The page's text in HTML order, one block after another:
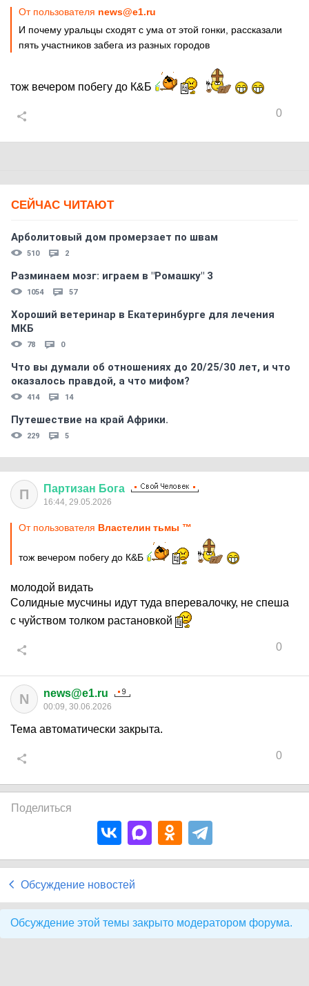
От пользователя news@e1.ru
И почему уральцы сходят с ума от этой гонки, рассказали
пять участников забега из разных городов
тож вечером побегу до К&Б
0
СЕЙЧАС ЧИТАЮТ
Арболитовый дом промерзает по швам
510 2
Разминаем мозг: играем в "Ромашку" 3
1054 57
Хороший ветеринар в Екатеринбурге для лечения
МКБ
78 0
Что вы думали об отношениях до 20/25/30 лет, и что
оказалось правдой, а что мифом?
414 14
Путешествие на край Африки.
229 5
П Партизан Бога
16:44, 29.05.2026
От пользователя Властелин тьмы ™
тож вечером побегу до К&Б
молодой видать
Солидные мусчины идут туда вперевалочку, не спеша
с чуйством толком растановкой
0
N news@e1.ru
00:09, 30.06.2026
Тема автоматически закрыта.
0
Поделиться
Обсуждение новостей
Обсуждение этой темы закрыто модератором форума.